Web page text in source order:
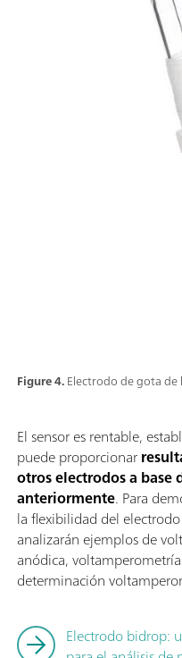
Figure 4.Electrodo de gota
El sensor es rentable,
puede proporcionar
otros electrodos a
anteriormente. Para
la flexibilidad del
analizarán ejemplos de
anódica,
determinación
Electrodo bidrop: